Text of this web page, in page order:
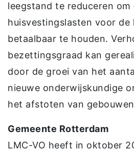
leegstand te reduceren om
huisvestingslasten voor de
betaalbaar te houden.
bezettingsgraad kan
door de groei van het
nieuwe onderwijskundige
het afstoten van
Gemeente Rotterdam
LMC-VO heeft in oktober